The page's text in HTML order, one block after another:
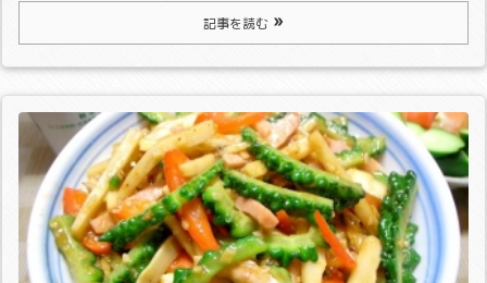
記事を読む